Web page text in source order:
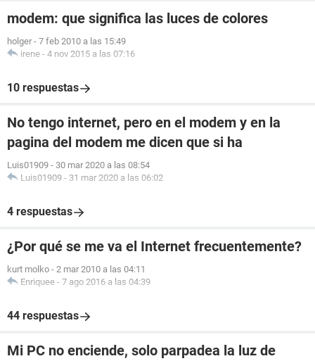
modem: que significa las luces de colores
holger - 7 feb 2010 a las 15:49
irene - 4 nov 2015 a las 07:16
10 respuestas
No tengo internet, pero en el modem y en la
pagina del modem me dicen que si ha
Luis01909 - 30 mar 2020 a las 08:54
Luis01909 - 31 mar 2020 a las 06:02
4 respuestas
¿Por qué se me va el Internet frecuentemente?
kurt molko - 2 mar 2010 a las 04:11
Enriquee - 7 ago 2016 a las 04:39
44 respuestas
Mi PC no enciende, solo parpadea la luz de